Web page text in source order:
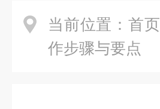
当前位置： 首页
作步骤与要点​